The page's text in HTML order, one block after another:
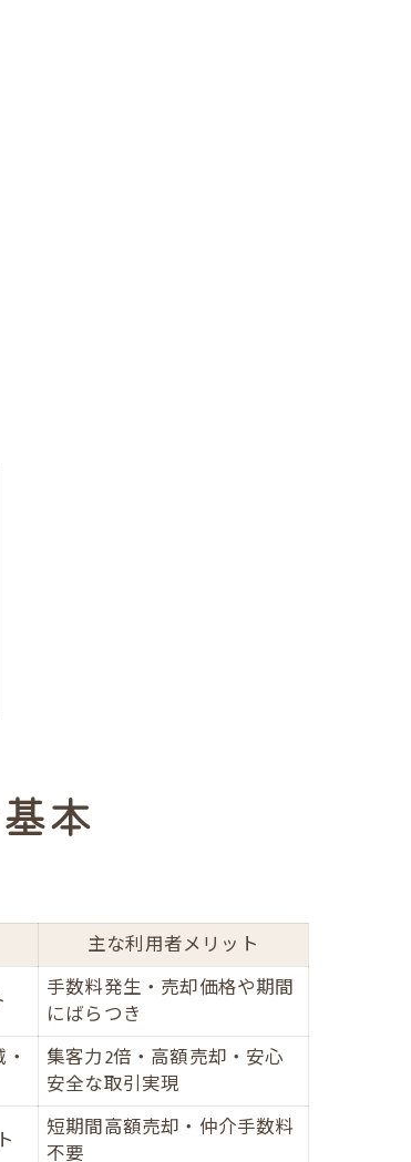
本
主な利用者メリット
手数料発生・売却価格や期間
にばらつき
集客力2倍・高額売却・安心
安全な取引実現
短期間高額売却・仲介手数料
不要